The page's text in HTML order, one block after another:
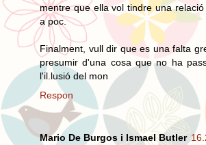
mentre que ella vol tindre una
a poc.
Finalment, vull dir que es una falta
presumir d'una cosa que no ha
l'il.lusió del mon
Respon
Mario De Burgos i Ismael Butler